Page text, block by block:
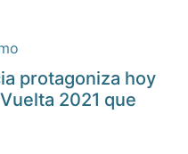
protagoniza hoy
2021 que